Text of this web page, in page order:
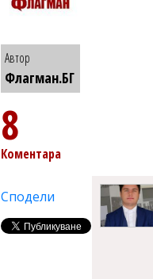
Автор
Флагман.БГ
8
Коментара
Сподели